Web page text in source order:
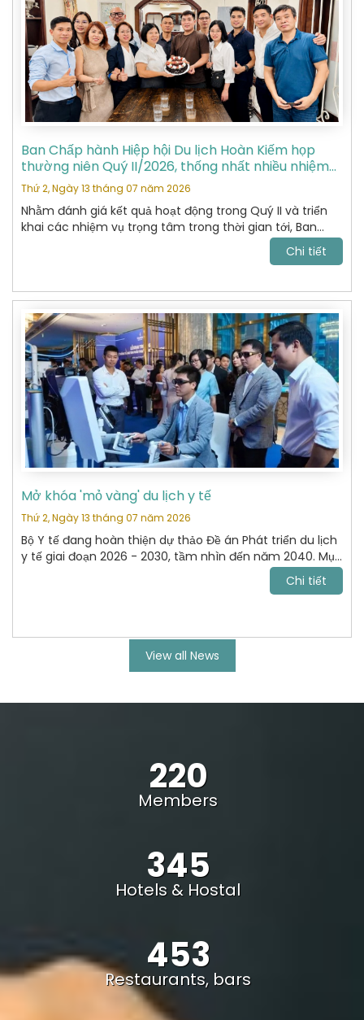
Ban Chấp hành Hiệp hội Du lịch Hoàn Kiếm họp
thường niên Quý II/2026, thống nhất nhiều nhiệm
vụ trọng tâm
Thứ 2, Ngày 13 tháng 07 năm 2026
Nhằm đánh giá kết quả hoạt động trong Quý II và triển
khai các nhiệm vụ trọng tâm trong thời gian tới, Ban
Chấp hành Hiệp hội Du lịch Hoàn Kiếm đã tổ chức cuộc
họp thường niên Quý II năm 2026 với sự tham dự của
môn.
Chi tiết
Mở khóa 'mỏ vàng' du lịch y tế
Thứ 2, Ngày 13 tháng 07 năm 2026
Bộ Y tế đang hoàn thiện dự thảo Đề án Phát triển du lịch
y tế giai đoạn 2026 - 2030, tầm nhìn đến năm 2040. Mục
tiêu tới năm 2030, VN trở thành điểm đến chăm sóc sức
khỏe uy tín, cạnh tranh trong khu vực Đông Nam Á và
Chi tiết
View all News
220
Members
345
Hotels & Hostal
453
Restaurants, bars